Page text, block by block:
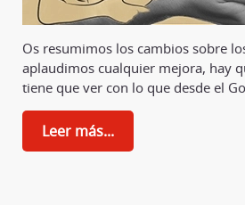
Os resumimos los cambios sobre
aplaudimos cualquier mejora, hay
tiene que ver con lo que desde el
Leer más...